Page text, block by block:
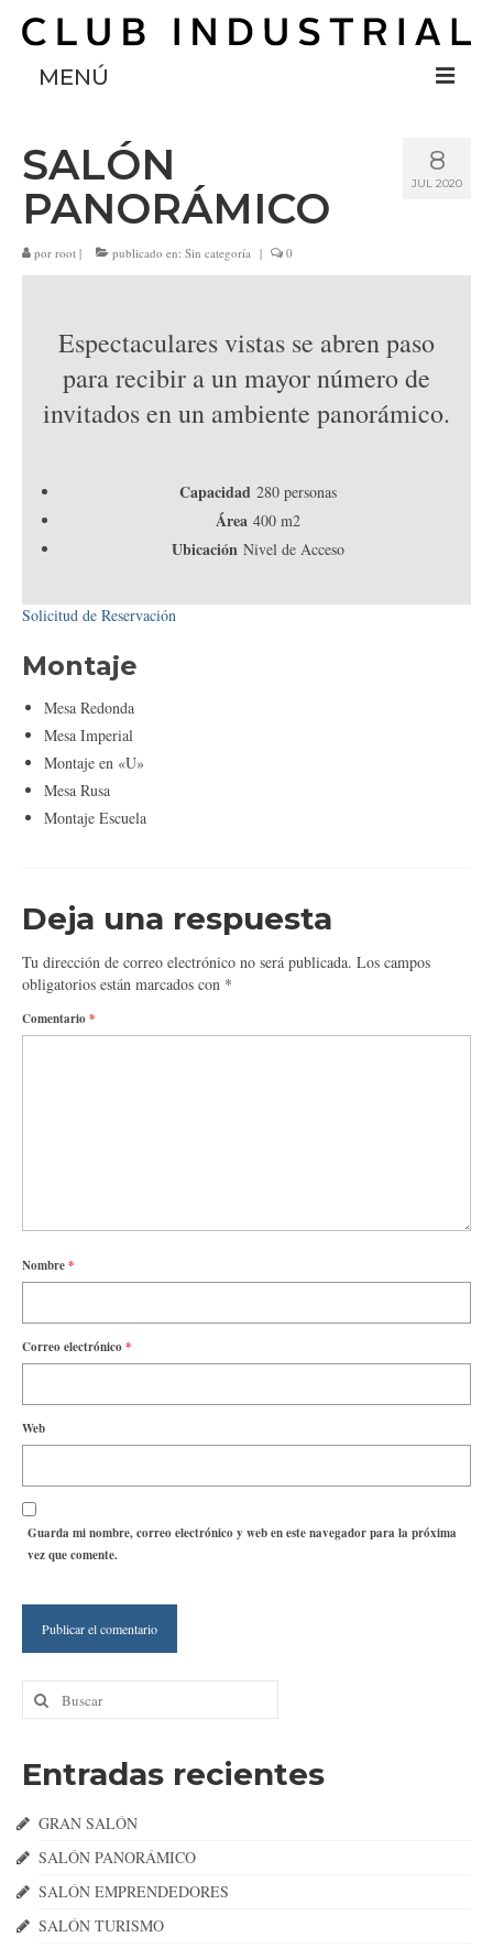
MENÚ
SOCIOS
EVENTOS SOCIALES
CONTACTO
TRANSPARENCIA
8
JUL 2020
SALÓN
PANORÁMICO
por root | publicado en: Sin categoría | 0
Espectaculares vistas se abren paso
para recibir a un mayor número de
invitados en un ambiente panorámico.
Capacidad280 personas
Área400 m2
UbicaciónNivel de Acceso
Solicitud de Reservación
Montaje
Mesa Redonda
Mesa Imperial
Montaje en «U»
Mesa Rusa
Montaje Escuela
Deja una respuesta
Tu dirección de correo electrónico no será publicada. Los campos
obligatorios están marcados con *
Comentario*
Nombre*
Correo electrónico*
Web
Guarda mi nombre, correo electrónico y web en este navegador para la próxima
vez que comente.
Buscar
por:
Entradas recientes
GRAN SALÓN
SALÓN PANORÁMICO
SALÓN EMPRENDEDORES
SALÓN TURISMO